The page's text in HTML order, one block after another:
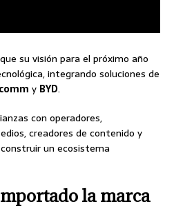
su visión para el próximo año
integrando soluciones de
y BYD.
con operadores,
creadores de contenido y
un ecosistema
la marca